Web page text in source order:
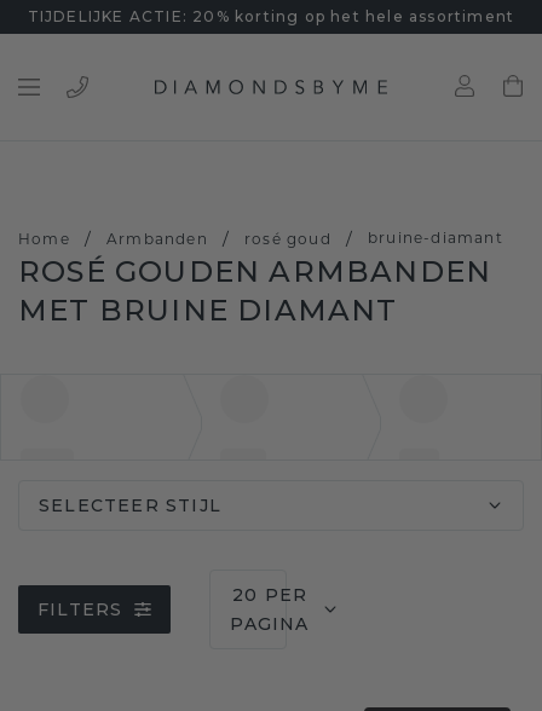
TIJDELIJKE ACTIE: 20% korting op het hele assortiment
Home / Armbanden / rosé goud / bruine-diamant
ROSÉ GOUDEN ARMBANDEN
MET BRUINE DIAMANT
SELECTEER STIJL
FILTERS
20 PER
PAGINA